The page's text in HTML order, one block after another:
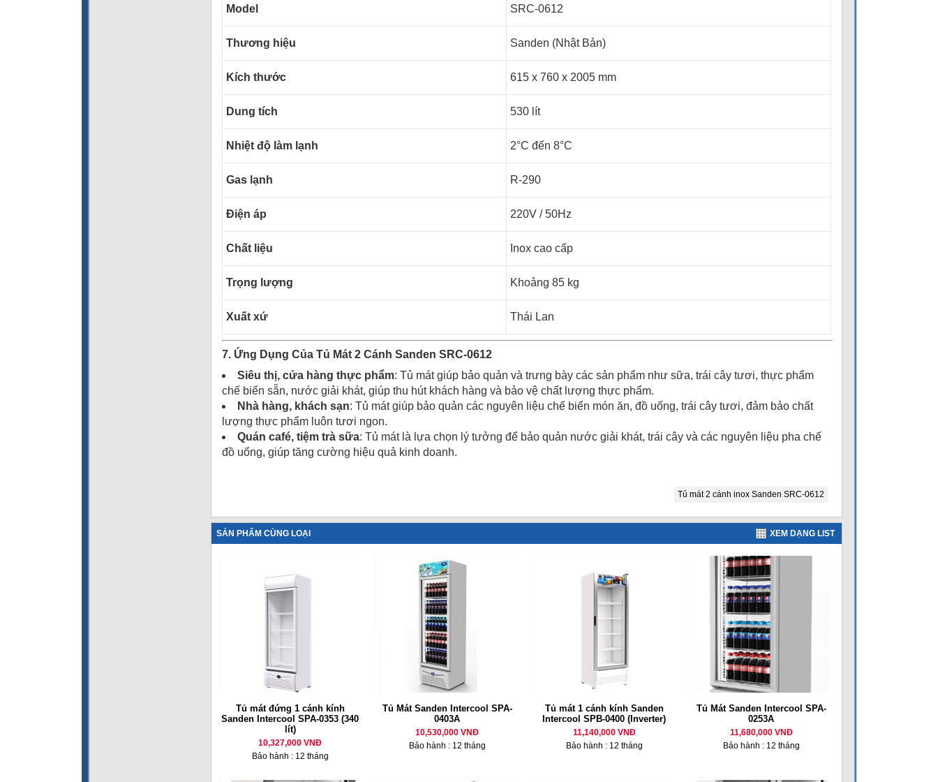
Model SRC-0612
Thương hiệu Sanden (Nhật Bản)
Kích thước 615 x 760 x 2005 mm
Dung tích 530 lít
Nhiệt độ làm lạnh 2°C đến 8°C
Gas lạnh R-290
Điện áp 220V / 50Hz
Chất liệu Inox cao cấp
Trọng lượng Khoảng 85 kg
Xuất xứ Thái Lan
7. Ứng Dụng Của Tủ Mát 2 Cánh Sanden SRC-0612
Siêu thị, cửa hàng thực phẩm: Tủ mát giúp bảo quản và trưng bày các sản phẩm như sữa, trái cây tươi, thực phẩm
chế biến sẵn, nước giải khát, giúp thu hút khách hàng và bảo vệ chất lượng thực phẩm.
Nhà hàng, khách sạn: Tủ mát giúp bảo quản các nguyên liệu chế biến món ăn, đồ uống, trái cây tươi, đảm bảo chất
lượng thực phẩm luôn tươi ngon.
Quán café, tiệm trà sữa: Tủ mát là lựa chọn lý tưởng để bảo quản nước giải khát, trái cây và các nguyên liệu pha chế
đồ uống, giúp tăng cường hiệu quả kinh doanh.
Tủ mát 2 cánh inox Sanden SRC-0612
SẢN PHẨM CÙNG LOẠI XEM DẠNG LIST
Tủ mát đứng 1 cánh kính
Sanden Intercool SPA-0353 (340
lít)
10,327,000 VNĐ
Bảo hành : 12 tháng
Tủ Mát Sanden Intercool SPA-
0403A
10,530,000 VNĐ
Bảo hành : 12 tháng
Tủ mát 1 cánh kính Sanden
Intercool SPB-0400 (Inverter)
11,140,000 VNĐ
Bảo hành : 12 tháng
Tủ Mát Sanden Intercool SPA-
0253A
11,680,000 VNĐ
Bảo hành : 12 tháng